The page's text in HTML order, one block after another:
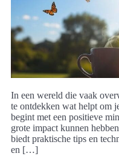
In een wereld die vaak
te ontdekken wat helpt om
begint met een positieve
grote impact kunnen
biedt praktische tips en
en […]